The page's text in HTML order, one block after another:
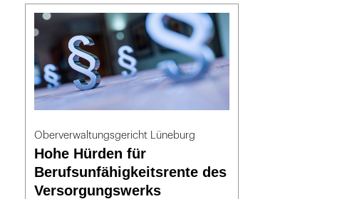
Oberverwaltungsgericht Lüneburg
Hohe Hürden für
Berufsunfähigkeitsrente des
Versorgungswerks